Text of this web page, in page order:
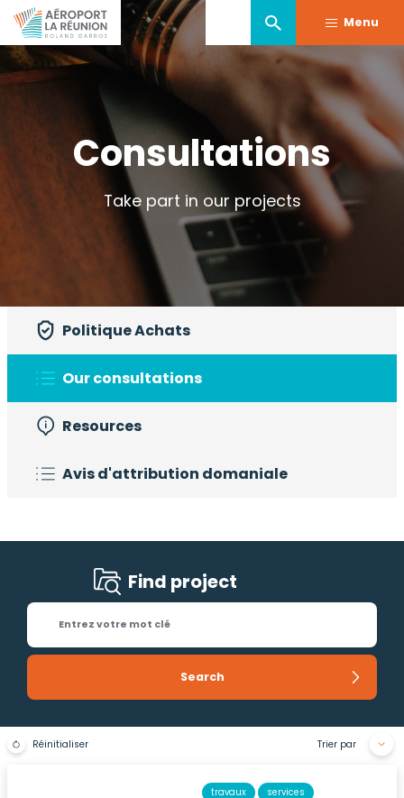
Skip
main
content
Menu
Consultations
Take part in our projects
Politique Achats
Our consultations
Resources
Avis d'attribution domaniale
Find project
Réinitialiser Trier par
travaux services